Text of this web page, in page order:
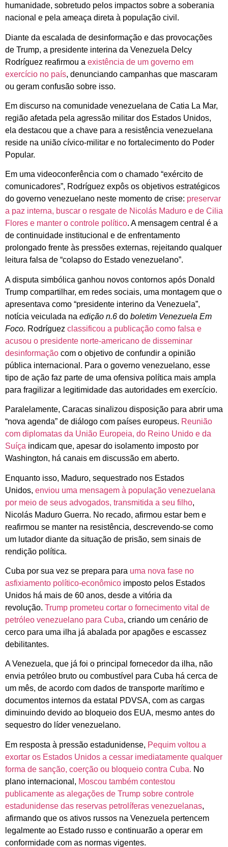
humanidade, sobretudo pelos impactos sobre a soberania
nacional e pela ameaça direta à população civil.
Diante da escalada de desinformação e das provocações
de Trump, a presidente interina da Venezuela Delcy
Rodríguez reafirmou a existência de um governo em
exercício no país, denunciando campanhas que mascaram
ou geram confusão sobre isso.
Em discurso na comunidade venezuelana de Catia La Mar,
região afetada pela agressão militar dos Estados Unidos,
ela destacou que a chave para a resistência venezuelana
reside na união cívico-militar e no fortalecimento do Poder
Popular.
Em uma videoconferência com o chamado “exército de
comunicadores”, Rodríguez expôs os objetivos estratégicos
do governo venezuelano neste momento de crise: preservar
a paz interna, buscar o resgate de Nicolás Maduro e de Cilia
Flores e manter o controle político. A mensagem central é a
de continuidade institucional e de enfrentamento
prolongado frente às pressões externas, rejeitando qualquer
leitura falsa de “colapso do Estado venezuelano”.
A disputa simbólica ganhou novos contornos após Donald
Trump compartilhar, em redes sociais, uma montagem que o
apresentava como “presidente interino da Venezuela”,
notícia veiculada na edição n.6 do boletim Venezuela Em
Foco. Rodríguez classificou a publicação como falsa e
acusou o presidente norte-americano de disseminar
desinformação com o objetivo de confundir a opinião
pública internacional. Para o governo venezuelano, esse
tipo de ação faz parte de uma ofensiva política mais ampla
para fragilizar a legitimidade das autoridades em exercício.
Paralelamente, Caracas sinalizou disposição para abrir uma
“nova agenda” de diálogo com países europeus. Reunião
com diplomatas da União Europeia, do Reino Unido e da
Suíça indicam que, apesar do isolamento imposto por
Washington, há canais em discussão em aberto.
Enquanto isso, Maduro, sequestrado nos Estados
Unidos, enviou uma mensagem à população venezuelana
por meio de seus advogados, transmitida a seu filho,
Nicolás Maduro Guerra. No recado, afirmou estar bem e
reafirmou se manter na resistência, descrevendo-se como
um lutador diante da situação de prisão, sem sinais de
rendição política.
Cuba por sua vez se prepara para uma nova fase no
asfixiamento político-econômico imposto pelos Estados
Unidos há mais de 60 anos, desde a vitória da
revolução. Trump prometeu cortar o fornecimento vital de
petróleo venezuelano para Cuba, criando um cenário de
cerco para uma ilha já abalada por apagões e escassez
debilitantes.
A Venezuela, que já foi o principal fornecedor da ilha, não
envia petróleo bruto ou combustível para Cuba há cerca de
um mês, de acordo com dados de transporte marítimo e
documentos internos da estatal PDVSA, com as cargas
diminuindo devido ao bloqueio dos EUA, mesmo antes do
sequestro do líder venezuelano.
Em resposta à pressão estadunidense, Pequim voltou a
exortar os Estados Unidos a cessar imediatamente qualquer
forma de sanção, coerção ou bloqueio contra Cuba. No
plano internacional, Moscou também contestou
publicamente as alegações de Trump sobre controle
estadunidense das reservas petrolíferas venezuelanas,
afirmando que os ativos russos na Venezuela pertencem
legalmente ao Estado russo e continuarão a operar em
conformidade com as normas vigentes.